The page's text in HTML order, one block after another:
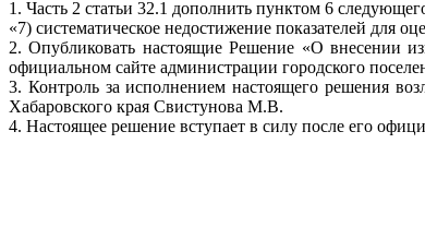
1. Часть 2 статьи 32.1 дополнить пунктом 6
«7) систематическое недостижение показателей для
2. Опубликовать настоящие Решение «О внесении
официальном сайте администрации городского
3. Контроль за исполнением настоящего решения
Хабаровского края Свистунова М.В.
4. Настоящее решение вступает в силу после его